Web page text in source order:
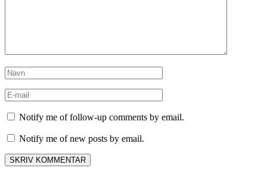
Notify me of follow-up comments by email.
Notify me of new posts by email.